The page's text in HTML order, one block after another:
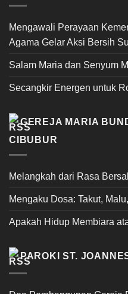
Mengawali Perayaan
Agama Gelar Aksi Bersih
Salam Maria dan Senyum
Secangkir Energen untuk
GEREJA MARIA
CIBUBUR
Melangkah dari Rasa
Mengaku Dosa: Takut,
Apakah Hidup Membiara
PAROKI ST.